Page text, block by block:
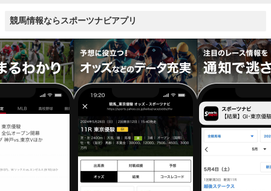
競馬情報ならスポーツナビアプリ